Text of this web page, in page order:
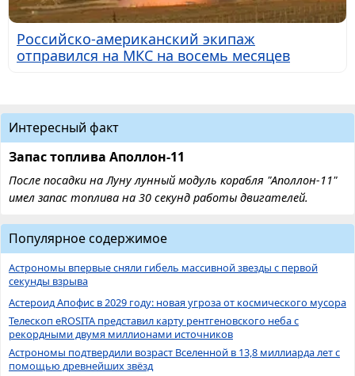
Российско-американский экипаж
отправился на МКС на восемь месяцев
Интересный факт
Запас топлива Аполлон-11
После посадки на Луну лунный модуль корабля "Аполлон-11"
имел запас топлива на 30 секунд работы двигателей.
Популярное содержимое
Астрономы впервые сняли гибель массивной звезды с первой
секунды взрыва
Астероид Апофис в 2029 году: новая угроза от космического мусора
Телескоп eROSITA представил карту рентгеновского неба с
рекордными двумя миллионами источников
Астрономы подтвердили возраст Вселенной в 13,8 миллиарда лет с
помощью древнейших звёзд